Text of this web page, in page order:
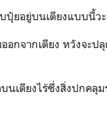
ปุ๋ยอยู่บนเตียงแบบนี้วะ
อกจากเตียง หวังจะ
เตียงไร้ซึ่งสิ่งปกคลุม